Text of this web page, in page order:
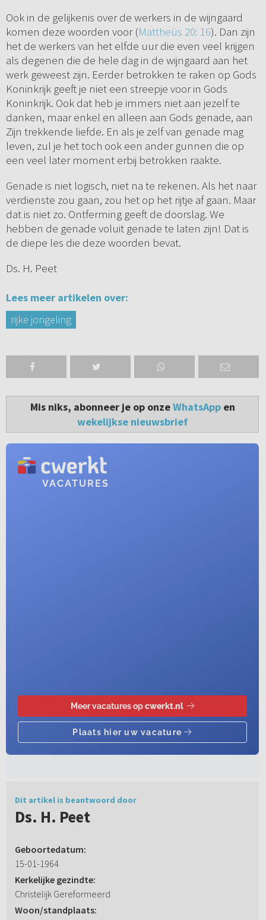
Ook in de gelijkenis over de werkers in de wijngaard
komen deze woorden voor (Mattheüs 20: 16). Dan zijn
het de werkers van het elfde uur die even veel krijgen
als degenen die de hele dag in de wijngaard aan het
werk geweest zijn. Eerder betrokken te raken op Gods
Koninkrijk geeft je niet een streepje voor in Gods
Koninkrijk. Ook dat heb je immers niet aan jezelf te
danken, maar enkel en alleen aan Gods genade, aan
Zijn trekkende liefde. En als je zelf van genade mag
leven, zul je het toch ook een ander gunnen die op
een veel later moment erbij betrokken raakte.
Genade is niet logisch, niet na te rekenen. Als het naar
verdienste zou gaan, zou het op het rijtje af gaan. Maar
dat is niet zo. Ontferming geeft de doorslag. We
hebben de genade voluit genade te laten zijn! Dat is
de diepe les die deze woorden bevat.
Ds. H. Peet
Lees meer artikelen over:
rijke jongeling
Mis niks, abonneer je op onzeWhatsAppen
wekelijkse nieuwsbrief
Dit artikel is beantwoord door
Ds. H. Peet
Geboortedatum:
15-01-1964
Kerkelijke gezindte:
Christelijk Gereformeerd
Woon/standplaats: